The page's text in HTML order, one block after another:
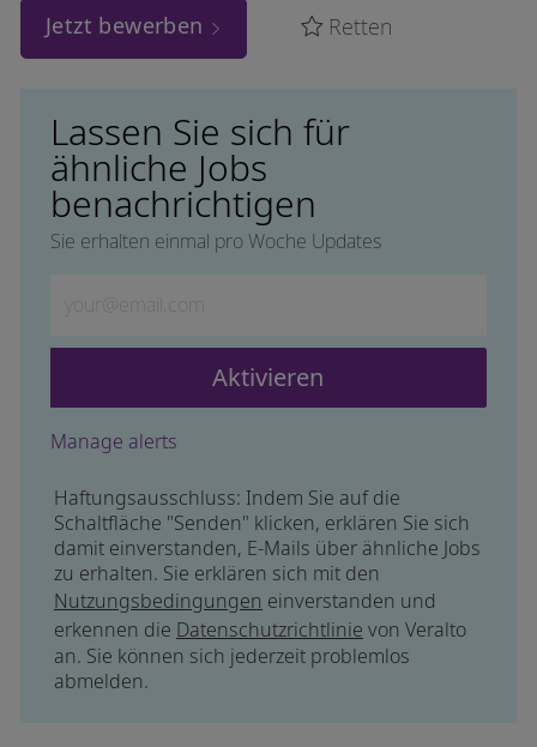
Jetzt bewerben Retten
Lassen Sie sich für
ähnliche Jobs
benachrichtigen
Sie erhalten einmal pro Woche Updates
Aktivieren
Manage alerts
Haftungsausschluss: Indem Sie auf die
Schaltfläche "Senden" klicken, erklären Sie sich
damit einverstanden, E-Mails über ähnliche Jobs
zu erhalten. Sie erklären sich mit den
Nutzungsbedingungen einverstanden und
erkennen die Datenschutzrichtlinie von Veralto
an. Sie können sich jederzeit problemlos
abmelden.